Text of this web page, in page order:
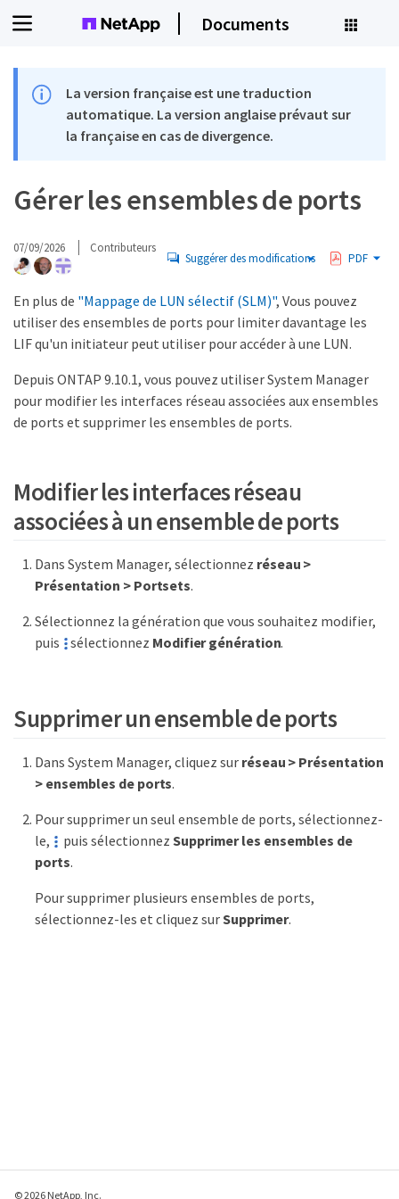
Documents
La version française est une traduction
automatique. La version anglaise prévaut sur
la française en cas de divergence.
Gérer les ensembles de ports
07/09/2026 Contributeurs
Suggérer des modifications PDF
En plus de "Mappage de LUN sélectif (SLM)", Vous pouvez
utiliser des ensembles de ports pour limiter davantage les
LIF qu'un initiateur peut utiliser pour accéder à une LUN.
Depuis ONTAP 9.10.1, vous pouvez utiliser System Manager
pour modifier les interfaces réseau associées aux ensembles
de ports et supprimer les ensembles de ports.
Modifier les interfaces réseau
associées à un ensemble de ports
Dans System Manager, sélectionnez réseau >
Présentation > Portsets.
Sélectionnez la génération que vous souhaitez modifier,
puis
sélectionnez Modifier génération.
Supprimer un ensemble de ports
Dans System Manager, cliquez sur réseau > Présentation
> ensembles de ports.
Pour supprimer un seul ensemble de ports, sélectionnez-
le,
puis sélectionnez Supprimer les ensembles de
ports.
Pour supprimer plusieurs ensembles de ports,
sélectionnez-les et cliquez surSupprimer.
© 2026 NetApp, Inc.